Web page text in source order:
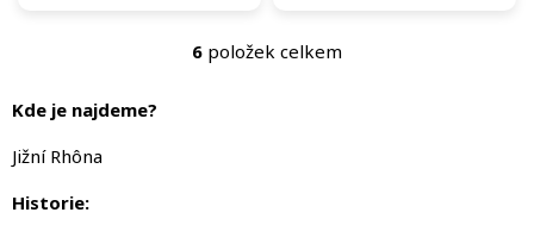
O
6 položek celkem
Kde je najdeme?
Jižní Rhôna
Historie: